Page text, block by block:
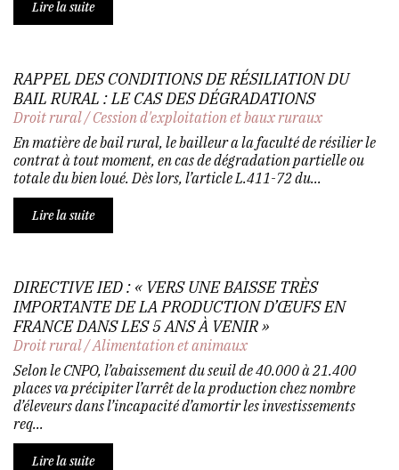
Lire la suite
RAPPEL DES CONDITIONS DE RÉSILIATION DU
BAIL RURAL : LE CAS DES DÉGRADATIONS
Droit rural/Cession d'exploitation et baux ruraux
En matière de bail rural, le bailleur a la faculté de résilier le
contrat à tout moment, en cas de dégradation partielle ou
totale du bien loué. Dès lors, l’article L.411-72 du...
Lire la suite
DIRECTIVE IED : « VERS UNE BAISSE TRÈS
IMPORTANTE DE LA PRODUCTION D’ŒUFS EN
FRANCE DANS LES 5 ANS À VENIR »
Droit rural/Alimentation et animaux
Selon le CNPO, l’abaissement du seuil de 40.000 à 21.400
places va précipiter l’arrêt de la production chez nombre
d’éleveurs dans l’incapacité d’amortir les investissements
req...
Lire la suite